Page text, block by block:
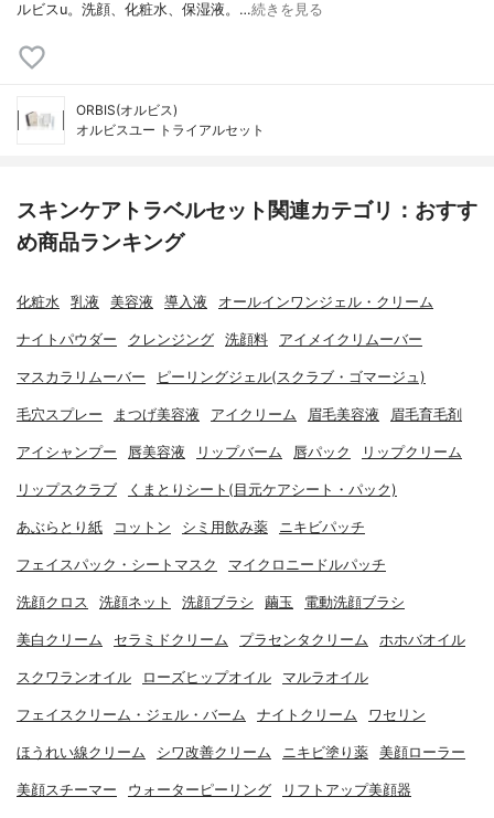
ルビスu。洗顔、化粧水、保湿液。…続きを見る
ORBIS(オルビス)
オルビスユー トライアルセット
スキンケアトラベルセット関連カテゴリ：おすす
め商品ランキング
化粧水 乳液 美容液 導入液 オールインワンジェル・クリーム
ナイトパウダー クレンジング 洗顔料 アイメイクリムーバー
マスカラリムーバー ピーリングジェル(スクラブ・ゴマージュ)
毛穴スプレー まつげ美容液 アイクリーム 眉毛美容液 眉毛育毛剤
アイシャンプー 唇美容液 リップバーム 唇パック リップクリーム
リップスクラブ くまとりシート(目元ケアシート・パック)
あぶらとり紙 コットン シミ用飲み薬 ニキビパッチ
フェイスパック・シートマスク マイクロニードルパッチ
洗顔クロス 洗顔ネット 洗顔ブラシ 繭玉 電動洗顔ブラシ
美白クリーム セラミドクリーム プラセンタクリーム ホホバオイル
スクワランオイル ローズヒップオイル マルラオイル
フェイスクリーム・ジェル・バーム ナイトクリーム ワセリン
ほうれい線クリーム シワ改善クリーム ニキビ塗り薬 美顔ローラー
美顔スチーマー ウォーターピーリング リフトアップ美顔器